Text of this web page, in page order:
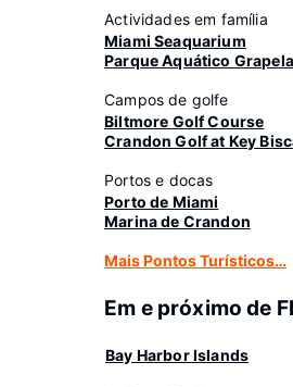
Actividades em família
Miami Seaquarium
Parque Aquático
Campos de golfe
Biltmore Golf Course
Crandon Golf at Key
Portos e docas
Porto de Miami
Marina de Crandon
Mais Pontos Turísticos…
Em e próximo de
Bay Harbor Islands